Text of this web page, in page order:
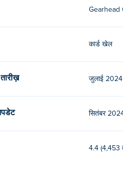
Gearhead
कार्ड खेल
तारीख़ जुलाई 2024
सितंबर
4.4 (4,453